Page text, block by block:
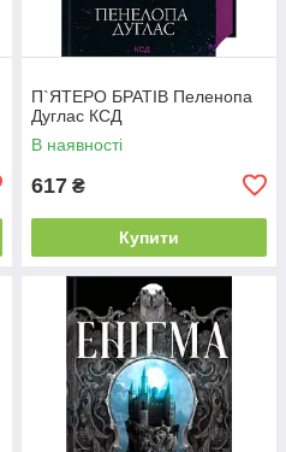
П`ЯТЕРО БРАТІВ Пеленопа
Дуглас КСД
В наявності
617 ₴
Купити